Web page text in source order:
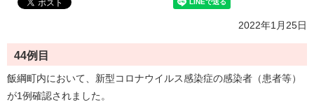
2022年1月25日
44例目
飯綱町内において、新型コロナウイルス感染症の感染者（患者等）
が1例確認されました。